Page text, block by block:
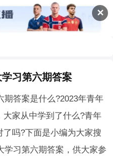
✕
习第六期答案
期答案是什么?2023年青年
家从中学到了什么?青年
吗?下面是小编为大家搜
学习第六期答案，供大家参